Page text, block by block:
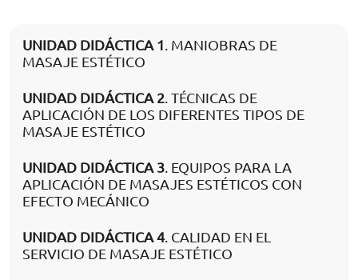
UNIDAD DIDÁCTICA 1. MANIOBRAS DE
MASAJE ESTÉTICO
UNIDAD DIDÁCTICA 2. TÉCNICAS DE
APLICACIÓN DE LOS DIFERENTES TIPOS DE
MASAJE ESTÉTICO
UNIDAD DIDÁCTICA 3. EQUIPOS PARA LA
APLICACIÓN DE MASAJES ESTÉTICOS CON
EFECTO MECÁNICO
UNIDAD DIDÁCTICA 4. CALIDAD EN EL
SERVICIO DE MASAJE ESTÉTICO